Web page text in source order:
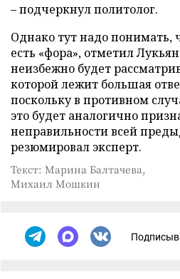
– подчеркнул политолог.
Однако тут надо понимать,
есть «фора», отметил
неизбежно будет
которой лежит большая
поскольку в противном
это будет аналогично
неправильности всей
резюмировал эксперт.
Текст: Марина Балтачева,
Михаил Мошкин